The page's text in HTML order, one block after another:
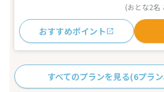
(おとな2名
おすすめポイント
すべてのプランを見る(6プラ